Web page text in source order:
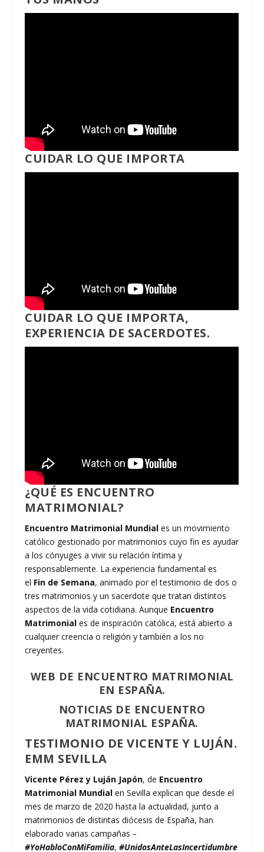
CUIDAR LO QUE IMPORTA
CUIDAR LO QUE IMPORTA,
EXPERIENCIA DE SACERDOTES.
¿QUÉ ES ENCUENTRO
MATRIMONIAL?
Encuentro Matrimonial Mundial es un movimiento
católico gestionado por matrimonios cuyo fin es ayudar
a los cónyuges a vivir su relación íntima y
responsablemente. La experiencia fundamental es
el Fin de Semana, animado por el testimonio de dos o
tres matrimonios y un sacerdote que tratan distintos
aspectos de la vida cotidiana. Aunque Encuentro
Matrimonial es de inspiración católica, está abierto a
cualquier creencia o religión y también a los no
creyentes.
WEB DE ENCUENTRO MATRIMONIAL
EN ESPAÑA.
NOTICIAS DE ENCUENTRO
MATRIMONIAL ESPAÑA.
TESTIMONIO DE VICENTE Y LUJÁN.
EMM SEVILLA
Vicente Pérez y Luján Japón, de Encuentro
Matrimonial Mundialen Sevilla explican que desde el
mes de marzo de 2020 hasta la actualidad, junto a
matrimonios de distintas diócesis de España, han
elaborado varias campañas–
#YoHabloConMiFamilia, #UnidosAnteLasIncertidumbre